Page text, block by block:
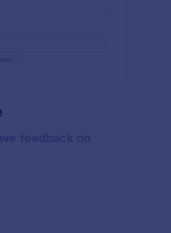
feedback on